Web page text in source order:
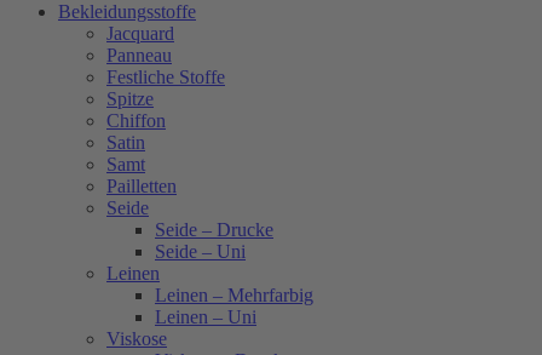
Bekleidungsstoffe
Jacquard
Panneau
Festliche Stoffe
Spitze
Chiffon
Satin
Samt
Pailletten
Seide
Seide – Drucke
Seide – Uni
Leinen
Leinen – Mehrfarbig
Leinen – Uni
Viskose